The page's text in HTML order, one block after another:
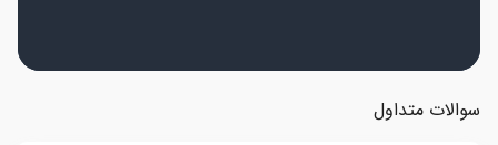
سوالات متداول